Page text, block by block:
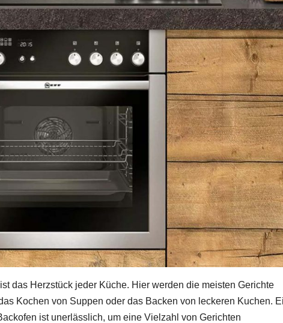
das Herzstück jeder Küche. Hier werden die meisten Gerichte
Kochen von Suppen oder das Backen von leckeren Kuchen.
ist unerlässlich, um eine Vielzahl von Gerichten